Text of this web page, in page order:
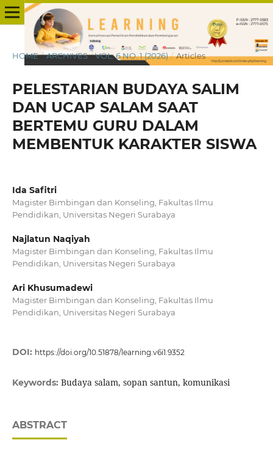
HOME / ARCHIVES / VOL. 6 NO. 1 (2026) / Articles
PELESTARIAN BUDAYA SALIM
DAN UCAP SALAM SAAT
BERTEMU GURU DALAM
MEMBENTUK KARAKTER SISWA
Ida Safitri
Magister Bimbingan dan Konseling, Fakultas Ilmu
Pendidikan, Universitas Negeri Surabaya
Najlatun Naqiyah
Magister Bimbingan dan Konseling, Fakultas Ilmu
Pendidikan, Universitas Negeri Surabaya
Ari Khusumadewi
Magister Bimbingan dan Konseling, Fakultas Ilmu
Pendidikan, Universitas Negeri Surabaya
DOI: https://doi.org/10.51878/learning.v6i1.9352
Keywords: Budaya salam, sopan santun, komunikasi
ABSTRACT